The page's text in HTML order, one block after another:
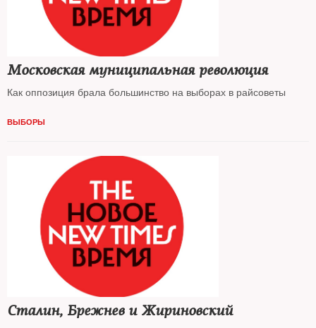
Московская муниципальная революция
Как оппозиция брала большинство на выборах в райсоветы
ВЫБОРЫ
Сталин, Брежнев и Жириновский